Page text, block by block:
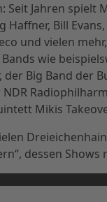
Seit Jahren spielt
Haffner, Bill
und vielen
wie
der Big Band der
Mikis
dessen